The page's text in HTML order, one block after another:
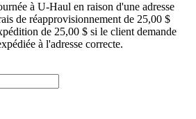
à U-Haul en raison d'une adresse
de réapprovisionnement de 25,00 $
de 25,00 $ si le client demande
à l'adresse correcte.